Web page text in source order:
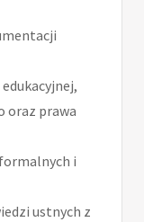
oraz prawa
i
ustnych z